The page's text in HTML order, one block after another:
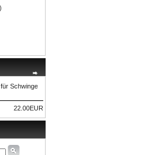
Schwinge
22.00EUR